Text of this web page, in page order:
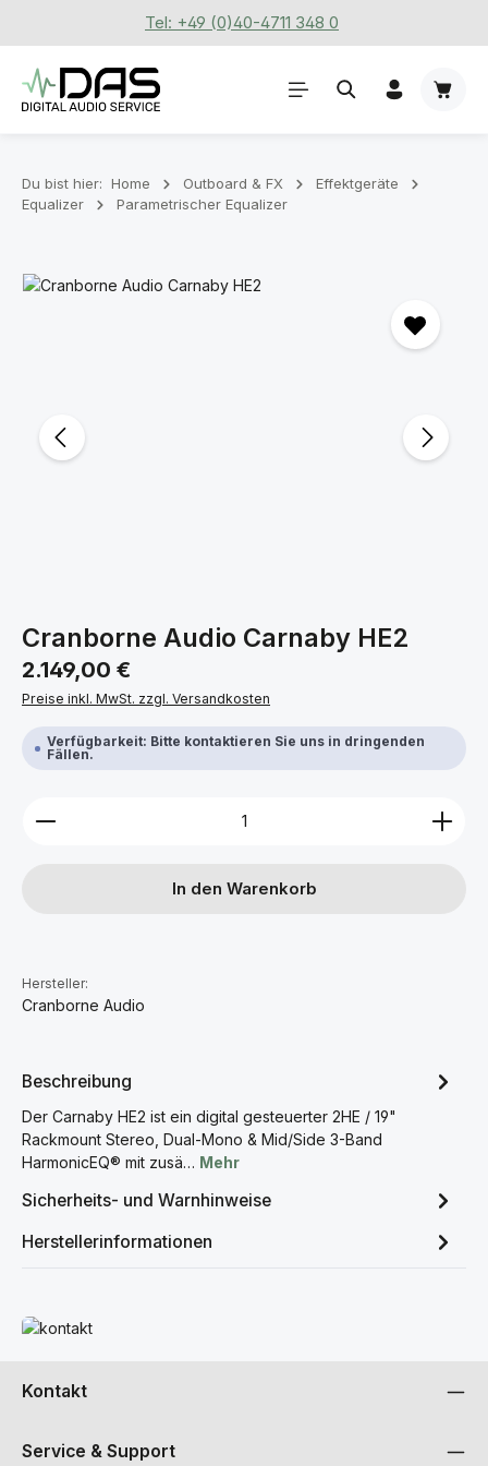
Zum Hauptinhalt springenTel: +49 (0)40-4711 348 0
Du bist hier: Home Outboard & FX
Effektgeräte
Equalizer
Parametrischer Equalizer
Bildergalerie überspringen
Cranborne Audio Carnaby HE2
Regulärer Preis:
2.149,00 €
Preise inkl. MwSt. zzgl. Versandkosten
Verfügbarkeit: Bitte kontaktieren Sie uns in dringenden
Fällen.
Produkt Anzahl: Gib den gewünschten Wert ein
In den Warenkorb
Hersteller:
Cranborne Audio
Beschreibung
Der Carnaby HE2 ist ein digital gesteuerter 2HE / 19"
Rackmount Stereo, Dual-Mono & Mid/Side 3-Band
HarmonicEQ® mit zusä… Mehr
Sicherheits- und Warnhinweise
Herstellerinformationen
Mehr erfahren
Kontakt
Service & Support